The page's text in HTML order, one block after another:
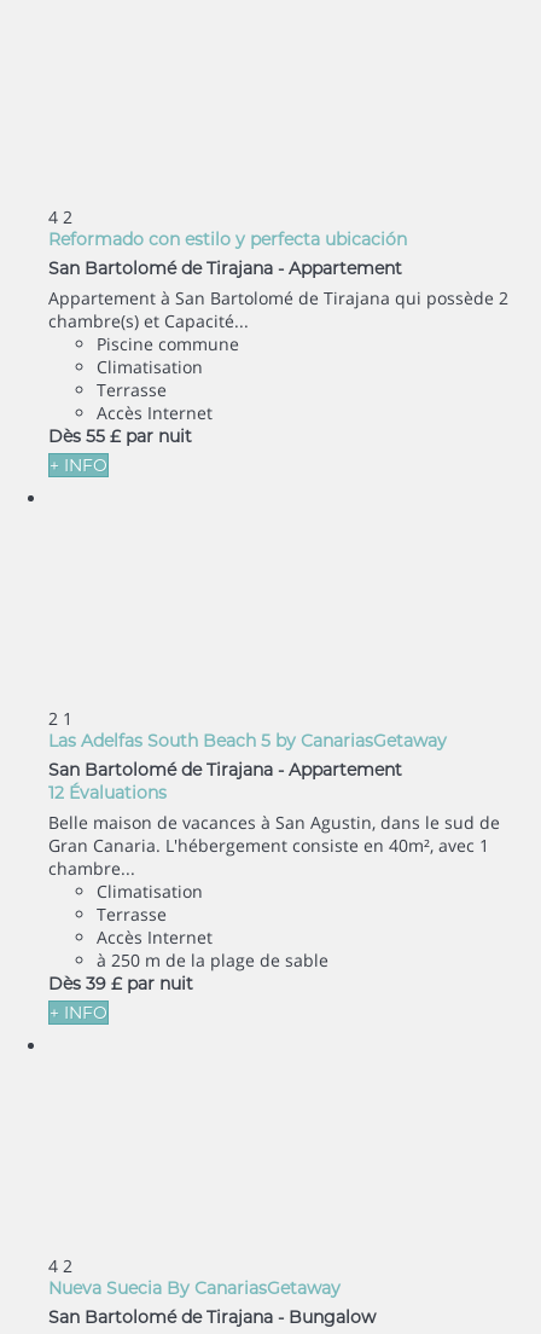
4 2
Reformado con estilo y perfecta ubicación
San Bartolomé de Tirajana - Appartement
Appartement à San Bartolomé de Tirajana qui possède 2
chambre(s) et Capacité...
Piscine commune
Climatisation
Terrasse
Accès Internet
Dès 55 £ par nuit
+ INFO
2 1
Las Adelfas South Beach 5 by CanariasGetaway
San Bartolomé de Tirajana - Appartement
12 Évaluations
Belle maison de vacances à San Agustin, dans le sud de
Gran Canaria. L'hébergement consiste en 40m², avec 1
chambre...
Climatisation
Terrasse
Accès Internet
à 250 m de la plage de sable
Dès 39 £ par nuit
+ INFO
4 2
Nueva Suecia By CanariasGetaway
San Bartolomé de Tirajana - Bungalow